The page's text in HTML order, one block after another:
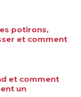
potirons,
et comment
et comment
un